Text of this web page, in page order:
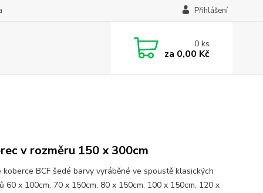
Přihlášení
0ks
za 0,00 Kč
v rozměru 150 x 300cm
koberce BCF šedé barvy vyráběné ve spoustě klasických
60 x 100cm, 70 x 150cm, 80 x 150cm, 100 x 150cm, 120 x